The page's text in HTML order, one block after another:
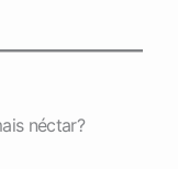
néctar?